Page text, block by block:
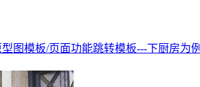
图模板/页面功能跳转模板---下厨房为例